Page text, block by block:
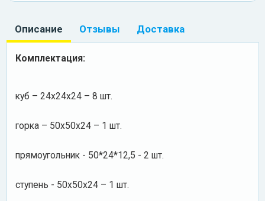
Описание Отзывы Доставка
Комплектация:
куб – 24х24х24 – 8 шт.
горка – 50х50х24 – 1 шт.
прямоугольник - 50*24*12,5 - 2 шт.
ступень - 50х50х24 – 1 шт.